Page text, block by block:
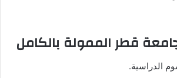
قطر الممولة بالكامل
الدراسية.